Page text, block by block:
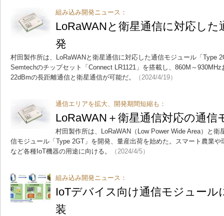
組み込み開発ニュース：
LoRaWANと衛星通信に対応し
発
村田製作所は、LoRaWANと衛星通信に対応した通信モジュール「Type
Semtechのチップセット「Connect LR1121」を搭載し、860M～
22dBmの長距離通信と衛星通信が可能だ。
（2024/4/19）
通信エリアを拡大、開発期間短縮も：
LoRaWAN＋衛星通信対応の通信
村田製作所は、LoRaWAN（Low Power Wide Area）と
信モジュール「Type 2GT」を開発、量産出荷を始めた。スマート農業
など各種IoT機器の用途に向ける。
（2024/4/5）
組み込み開発ニュース：
IoTデバイス向け通信モジュール
装